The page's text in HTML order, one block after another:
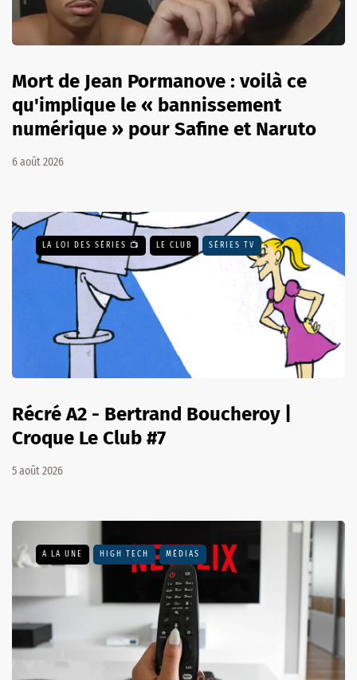
Mort de Jean Pormanove : voilà ce
qu'implique le « bannissement
numérique » pour Safine et Naruto
6 août 2026
LA LOI DES SÉRIES 📺 LE CLUB SÉRIES TV
Récré A2 - Bertrand Boucheroy |
Croque Le Club #7
5 août 2026
A LA UNE HIGH TECH MÉDIAS